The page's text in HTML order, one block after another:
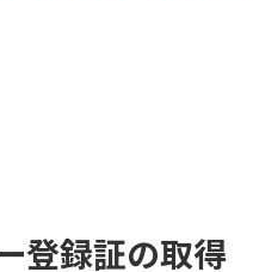
登録証の取得